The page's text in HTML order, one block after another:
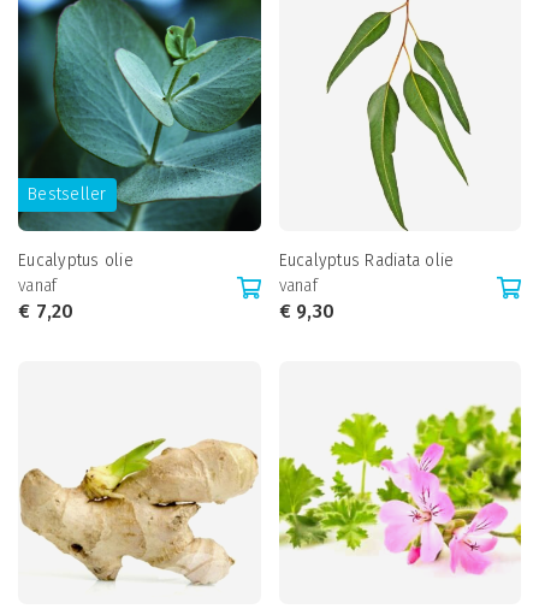
Bestseller
Eucalyptus olie
vanaf
€ 7,20
Eucalyptus Radiata olie
vanaf
€9,30